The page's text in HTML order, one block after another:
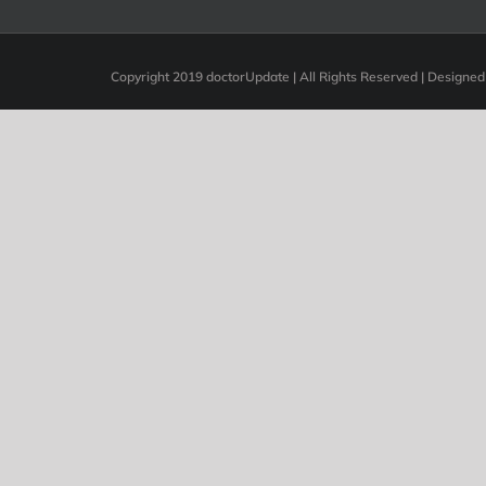
Copyright 2019 doctorUpdate | All Rights Reserved |